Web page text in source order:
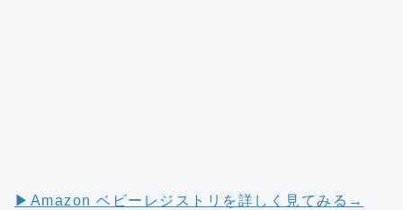
▶︎Amazon ベビーレジストリを詳しく見てみる→